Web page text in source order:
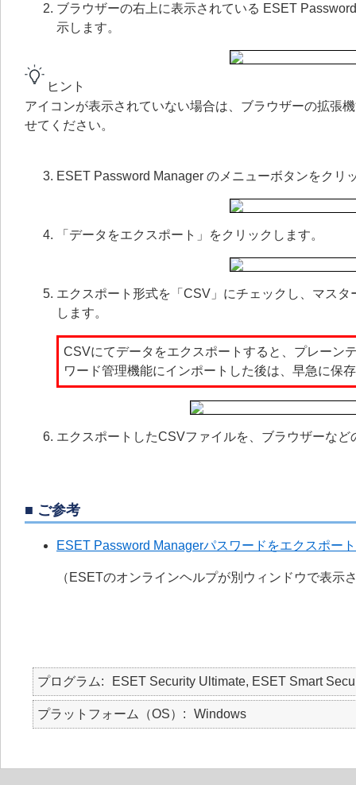
ブラウザーの右上に表示されている ESET
示します。
ヒント
アイコンが表示されていない場合は、ブラウザーの拡張
せてください。
ESET Password Manager のメニューボタンをクリ
「データをエクスポート」をクリックします。
エクスポート形式を「CSV」にチェックし、マス
します。
CSVにてデータをエクスポートすると、プレーン
ワード管理機能にインポートした後は、早急に保
エクスポートしたCSVファイルを、ブラウザーな
■ ご参考
ESET Password Managerパスワードをエクスポー
（ESETのオンラインヘルプが別ウィンドウで表示
プログラム ESET Security Ultimate, ESET Smart
プラットフォーム（OS） Windows